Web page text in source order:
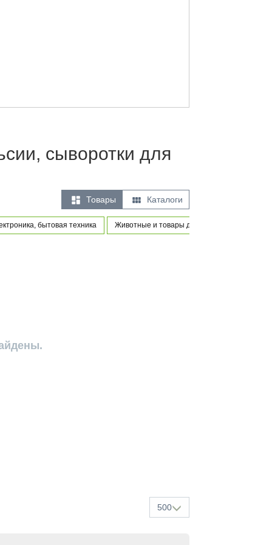
сыворотки для
 Товары  Каталоги
бытовая техника Животные и товары для питомцев
500